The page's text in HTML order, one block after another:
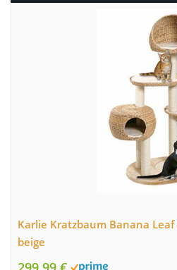
Karlie Kratzbaum Banana
beige